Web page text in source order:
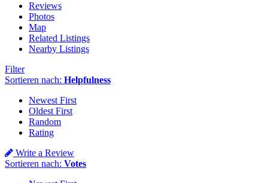
Reviews
Photos
Map
Related Listings
Nearby Listings
Filter
Sortieren nach: Helpfulness
Newest First
Oldest First
Random
Rating
Write a Review
Sortieren nach: Votes